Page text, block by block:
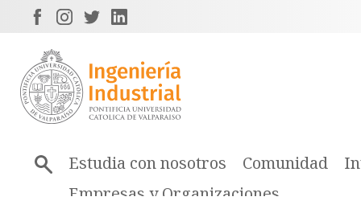
Estudia con nosotros Comunidad
Empresas y Organizaciones